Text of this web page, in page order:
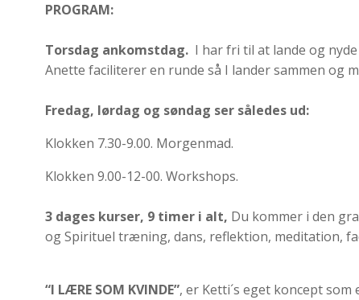
PROGRAM:
Torsdag ankomstdag. I har fri til at lande og
Anette faciliterer en runde så I lander sammen og
Fredag, lørdag og søndag ser således ud:
Klokken 7.30-9.00. Morgenmad.
Klokken 9.00-12-00. Workshops.
3 dages kurser, 9 timer i alt, Du kommer i den
og Spirituel træning, dans, reflektion, meditation,
“I LÆRE SOM KVINDE”, er Ketti´s eget koncept